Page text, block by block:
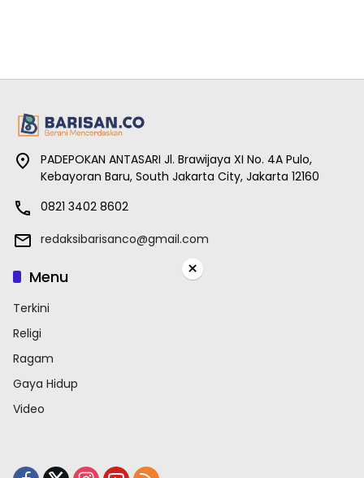
PADEPOKAN ANTASARI Jl. Brawijaya XI No. 4A Pulo,
Kebayoran Baru, South Jakarta City, Jakarta 12160
0821 3402 8602
redaksibarisanco@gmail.com
Menu
Terkini
Religi
Ragam
Gaya Hidup
Video
×